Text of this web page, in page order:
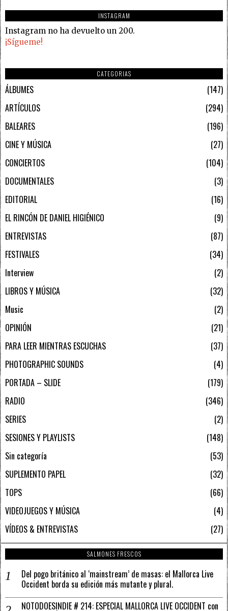
INSTAGRAM
Instagram no ha devuelto un 200.
¡Sígueme!
CATEGORIAS
ÁLBUMES
147
ARTÍCULOS
294
BALEARES
196
CINE Y MÚSICA
27
CONCIERTOS
104
DOCUMENTALES
3
EDITORIAL
16
EL RINCÓN DE DANIEL HIGIÉNICO
9
ENTREVISTAS
87
FESTIVALES
34
Interview
2
LIBROS Y MÚSICA
32
Music
2
OPINIÓN
21
PARA LEER MIENTRAS ESCUCHAS
37
PHOTOGRAPHIC SOUNDS
4
PORTADA – SLIDE
179
RADIO
346
SERIES
2
SESIONES Y PLAYLISTS
148
Sin categoría
53
SUPLEMENTO PAPEL
32
TOPS
66
VIDEOJUEGOS Y MÚSICA
4
VÍDEOS & ENTREVISTAS
27
SALMONES FRESCOS
Del pogo británico al ‘mainstream’ de masas: el Mallorca Live
Occident borda su edición más mutante y plural.
NOTODOESINDIE # 214: ESPECIAL MALLORCA LIVE OCCIDENT con